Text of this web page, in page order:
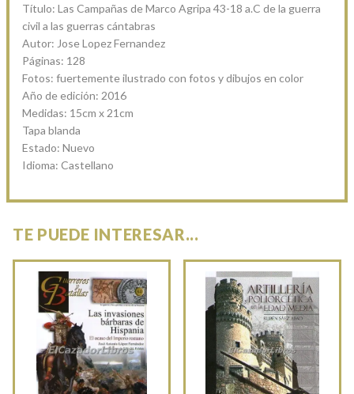
Título: Las Campañas de Marco Agripa 43-18 a.C de la guerra
civil a las guerras cántabras
Autor: Jose Lopez Fernandez
Páginas: 128
Fotos: fuertemente ilustrado con fotos y dibujos en color
Año de edición: 2016
Medidas: 15cm x 21cm
Tapa blanda
Estado: Nuevo
Idioma: Castellano
TE PUEDE INTERESAR...